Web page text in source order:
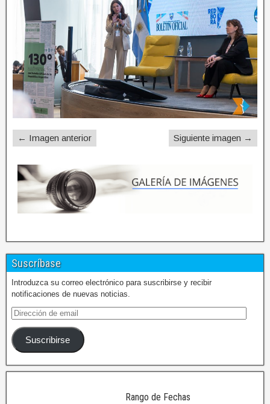
← Imagen anterior Siguiente imagen →
Suscríbase
Introduzca su correo electrónico para suscribirse y recibir
notificaciones de nuevas noticias.
Suscribirse
Rango de Fechas